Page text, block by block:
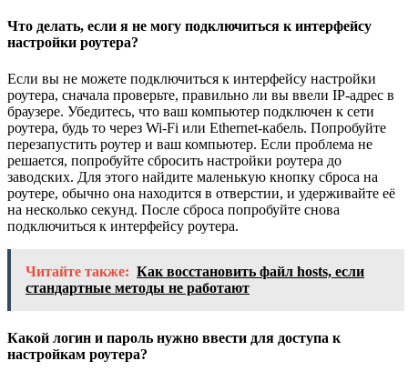
Что делать, если я не могу подключиться к интерфейсу
настройки роутера?
Если вы не можете подключиться к интерфейсу настройки
роутера, сначала проверьте, правильно ли вы ввели IP-адрес в
браузере. Убедитесь, что ваш компьютер подключен к сети
роутера, будь то через Wi-Fi или Ethernet-кабель. Попробуйте
перезапустить роутер и ваш компьютер. Если проблема не
решается, попробуйте сбросить настройки роутера до
заводских. Для этого найдите маленькую кнопку сброса на
роутере, обычно она находится в отверстии, и удерживайте её
на несколько секунд. После сброса попробуйте снова
подключиться к интерфейсу роутера.
Читайте также: Как восстановить файл hosts, если
стандартные методы не работают
Какой логин и пароль нужно ввести для доступа к
настройкам роутера?